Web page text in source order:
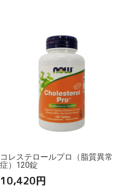
コレステロールプロ（脂質異常
症）120錠
10,420円